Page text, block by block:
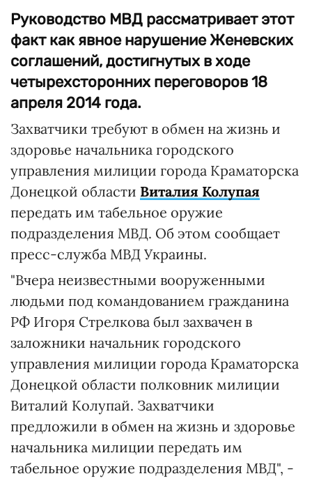
Руководство МВД рассматривает этот
факт как явное нарушение Женевских
соглашений, достигнутых в ходе
четырехсторонних переговоров 18
апреля 2014 года.
Захватчики требуют в обмен на жизнь и
здоровье начальника городского
управления милиции города Краматорска
Донецкой области Виталия Колупая
передать им табельное оружие
подразделения МВД. Об этом сообщает
пресс-служба МВД Украины.
"Вчера неизвестными вооруженными
людьми под командованием гражданина
РФ Игоря Стрелкова был захвачен в
заложники начальник городского
управления милиции города Краматорска
Донецкой области полковник милиции
Виталий Колупай. Захватчики
предложили в обмен на жизнь и здоровье
начальника милиции передать им
табельное оружие подразделения МВД", -